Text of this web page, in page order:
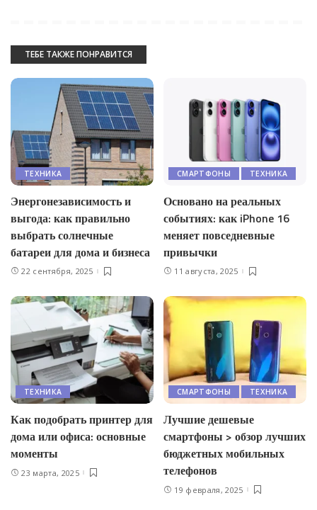
ТЕБЕ ТАКЖЕ ПОНРАВИТСЯ
ТЕХНИКА
Энергонезависимость и
выгода: как правильно
выбрать солнечные
батареи для дома и бизнеса
22 сентября, 2025
СМАРТФОНЫ ТЕХНИКА
Основано на реальных
событиях: как iPhone 16
меняет повседневные
привычки
11 августа, 2025
ТЕХНИКА
Как подобрать принтер для
дома или офиса: основные
моменты
23 марта, 2025
СМАРТФОНЫ ТЕХНИКА
Лучшие дешевые
смартфоны > обзор лучших
бюджетных мобильных
телефонов
19 февраля, 2025